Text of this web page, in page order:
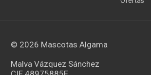
© 2026 Mascotas Algama
Malva Vázquez Sánchez